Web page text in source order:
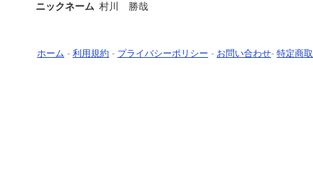
ニックネーム 村川 勝哉
ホーム - 利用規約 - プライバシーポリシー - お問い合わせ- 特定商